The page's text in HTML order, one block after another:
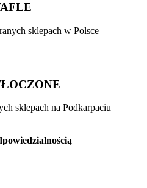
sklepach w Polsce
sklepach na Podkarpaciu